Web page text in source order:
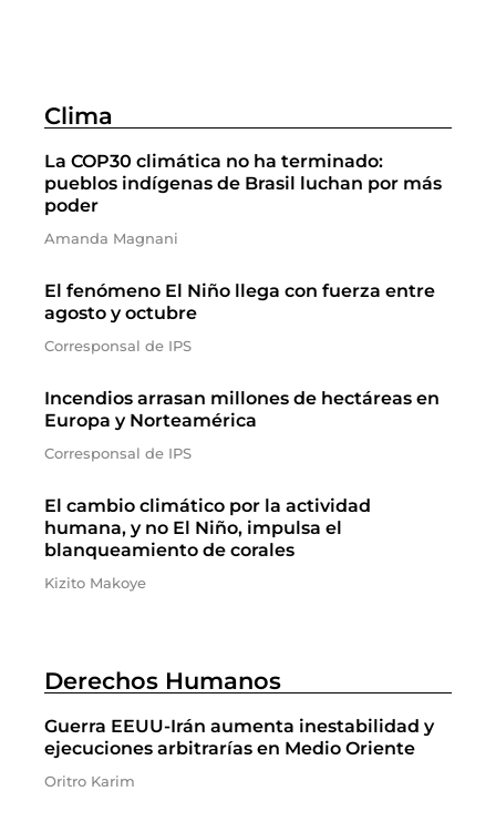
Clima
La COP30 climática no ha terminado:
pueblos indígenas de Brasil luchan por más
poder
Amanda Magnani
El fenómeno El Niño llega con fuerza entre
agosto y octubre
Corresponsal de IPS
Incendios arrasan millones de hectáreas en
Europa y Norteamérica
Corresponsal de IPS
El cambio climático por la actividad
humana, y no El Niño, impulsa el
blanqueamiento de corales
Kizito Makoye
Derechos Humanos
Guerra EEUU-Irán aumenta inestabilidad y
ejecuciones arbitrarías en Medio Oriente
Oritro Karim